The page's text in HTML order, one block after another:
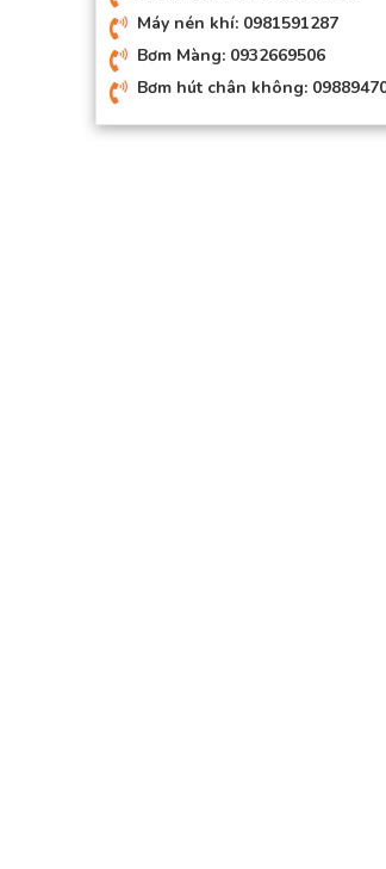
Máy nén khí: 0981591287
Bơm Màng: 0932669506
Bơm hút chân không: